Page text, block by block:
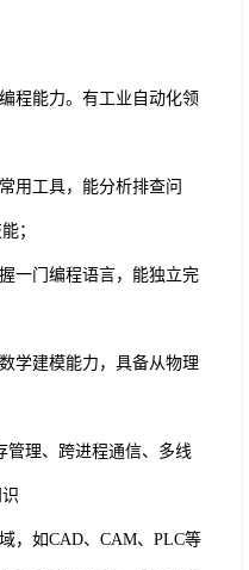
程能力。有工业自动化领
用工具，能分析排查问
；
一门编程语言，能独立完
学建模能力，具备从物理
管理、跨进程通信、多线
，如CAD、CAM、PLC等